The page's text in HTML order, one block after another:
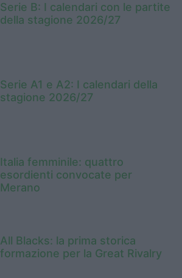
Serie B: I calendari con le partite
della stagione 2026/27
Serie A1 e A2: I calendari della
stagione 2026/27
Italia femminile: quattro
esordienti convocate per
Merano
All Blacks: la prima storica
formazione per la Great Rivalry